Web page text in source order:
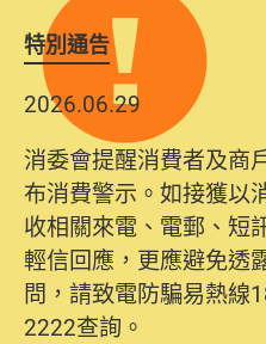
特別通告
2026.06.29
消委會提醒消費者及商
布消費警示。如接獲以
收相關來電、電郵、短
輕信回應，更應避免透
問，請致電防騙易熱線
2222查詢。